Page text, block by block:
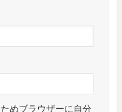
めブラウザーに自分